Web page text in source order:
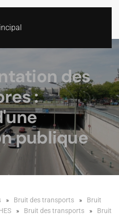
des
:
publique
Bruit des transports
Bruit
Bruit des transports
Bruit